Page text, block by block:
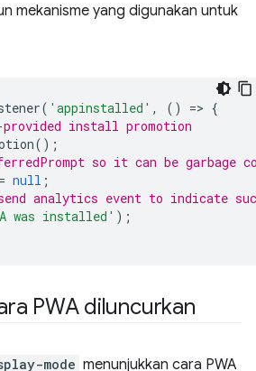
mekanisme yang digunakan untuk
( 'appinstalled' , () => {
install promotion
();
so it can be garbage
= null ;
analytics event to indicate
was installed' );
PWA diluncurkan
mode menunjukkan cara PWA